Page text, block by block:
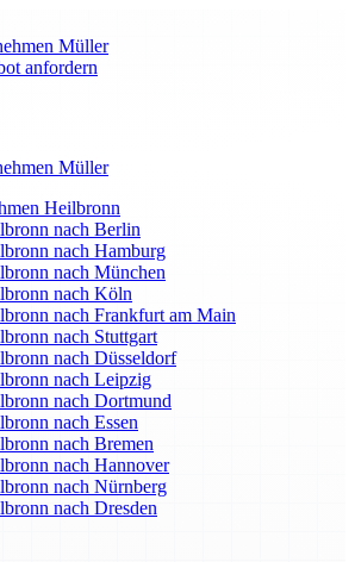
Müller
anfordern
Müller
Heilbronn
nach Berlin
nach Hamburg
nach München
nach Köln
nach Frankfurt am Main
nach Stuttgart
nach Düsseldorf
nach Leipzig
nach Dortmund
nach Essen
nach Bremen
nach Hannover
nach Nürnberg
nach Dresden